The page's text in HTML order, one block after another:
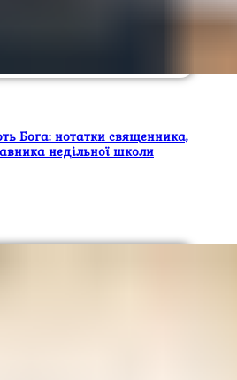
Бога: нотатки священника,
недільної школи